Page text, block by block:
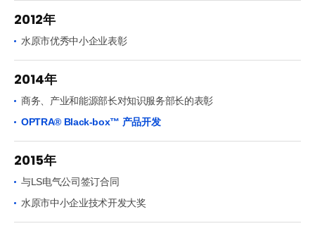
2012年
水原市优秀中小企业表彰
2014年
商务、产业和能源部长对知识服务部长的表彰
OPTRA® Black-box™ 产品开发
2015年
与LS电气公司签订合同
水原市中小企业技术开发大奖